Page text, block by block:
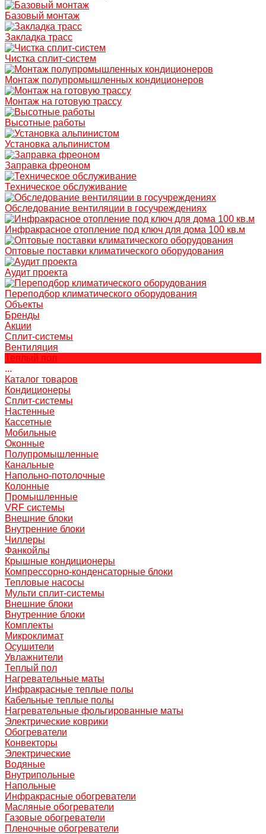
Базовый монтаж
Закладка трасс
Чистка сплит-систем
Монтаж полупромышленных кондиционеров
Монтаж на готовую трассу
Высотные работы
Установка альпинистом
Заправка фреоном
Техническое обслуживание
Обследование вентиляции в госучреждениях
Инфракрасное отопление под ключ для дома 100 кв.м
Оптовые поставки климатического оборудования
Аудит проекта
Переподбор климатического оборудования
Объекты
Бренды
Акции
Сплит-системы
Вентиляция
Теплый пол
...
Каталог товаров
Кондиционеры
Сплит-системы
Настенные
Кассетные
Мобильные
Оконные
Полупромышленные
Канальные
Напольно-потолочные
Колонные
Промышленные
VRF системы
Внешние блоки
Внутренние блоки
Чиллеры
Фанкойлы
Крышные кондиционеры
Компрессорно-конденсаторные блоки
Тепловые насосы
Мульти сплит-системы
Внешние блоки
Внутренние блоки
Комплекты
Микроклимат
Осушители
Увлажнители
Теплый пол
Нагревательные маты
Инфракрасные теплые полы
Кабельные теплые полы
Нагревательные фольгированные маты
Электрические коврики
Обогреватели
Конвекторы
Электрические
Водяные
Внутрипольные
Напольные
Инфракрасные обогреватели
Масляные обогреватели
Газовые обогреватели
Пленочные обогреватели